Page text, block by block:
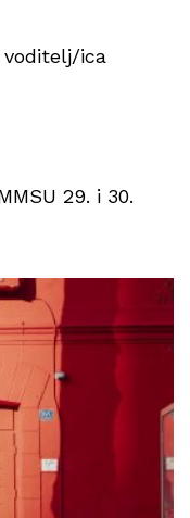
voditelj/ica
29. i 30.